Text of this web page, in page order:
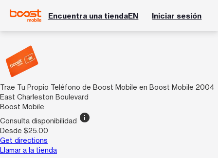
Encuentra una tiendaEN Iniciar sesión
Trae Tu Propio Teléfono de Boost Mobile en Boost Mobile 2004
East Charleston Boulevard
Boost Mobile
Consulta disponibilidad info
Desde $25.00
Get directions
Llamar a la tienda